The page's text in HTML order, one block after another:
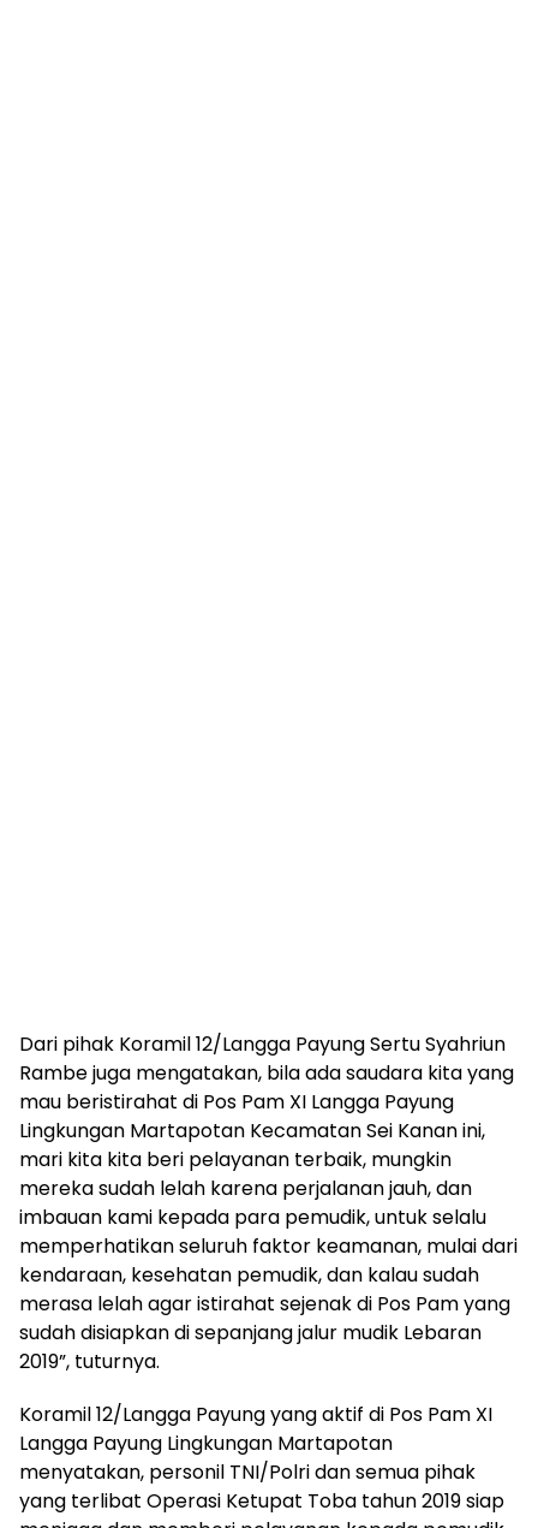
Dari pihak Koramil 12/Langga Payung Sertu Syahriun
Rambe juga mengatakan, bila ada saudara kita yang
mau beristirahat di Pos Pam XI Langga Payung
Lingkungan Martapotan Kecamatan Sei Kanan ini,
mari kita kita beri pelayanan terbaik, mungkin
mereka sudah lelah karena perjalanan jauh, dan
imbauan kami kepada para pemudik, untuk selalu
memperhatikan seluruh faktor keamanan, mulai dari
kendaraan, kesehatan pemudik, dan kalau sudah
merasa lelah agar istirahat sejenak di Pos Pam yang
sudah disiapkan di sepanjang jalur mudik Lebaran
2019”, tuturnya.
Koramil 12/Langga Payung yang aktif di Pos Pam XI
Langga Payung Lingkungan Martapotan
menyatakan, personil TNI/Polri dan semua pihak
yang terlibat Operasi Ketupat Toba tahun 2019 siap